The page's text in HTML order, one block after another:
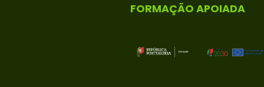
FORMAÇÃO APOIADA